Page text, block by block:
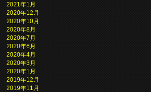
2021年1月
2020年12月
2020年10月
2020年8月
2020年7月
2020年6月
2020年4月
2020年3月
2020年1月
2019年12月
2019年11月